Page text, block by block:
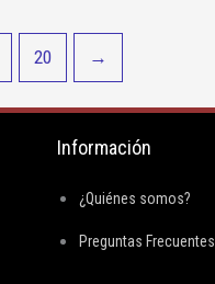
20 →
Información
¿Quiénes somos?
Preguntas Frecuentes